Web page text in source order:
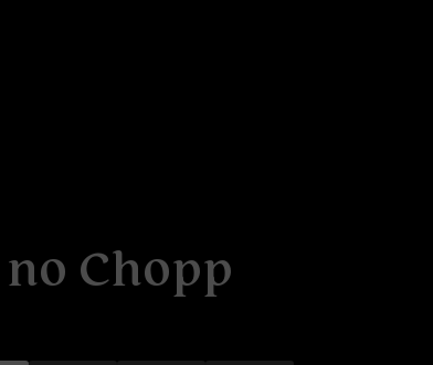
Chopp